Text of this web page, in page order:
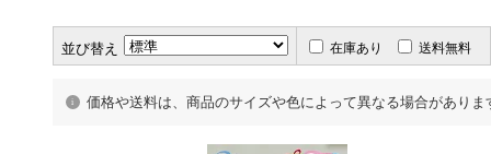
並び替え 在庫あり 送料無料
価格や送料は、商品のサイズや色によって異なる場合がありま